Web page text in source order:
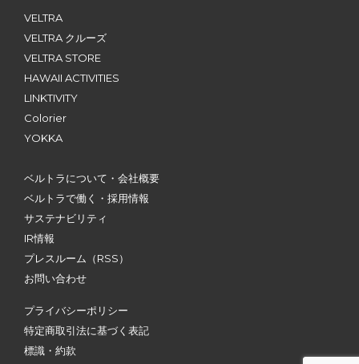
VELTRA
VELTRA クルーズ
VELTRA STORE
HAWAII ACTIVITIES
LINKTIVITY
Colorier
YOKKA
ベルトラについて・会社概要
ベルトラで働く・採用情報
サステナビリティ
IR情報
プレスルーム （RSS）
お問い合わせ
プライバシーポリシー
特定商取引法に基づく表記
標識・約款